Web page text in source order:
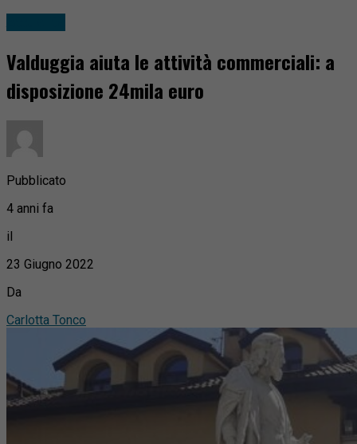
Valduggia aiuta le attività commerciali: a
disposizione 24mila euro
Pubblicato
4 anni fa
il
23 Giugno 2022
Da
Carlotta Tonco